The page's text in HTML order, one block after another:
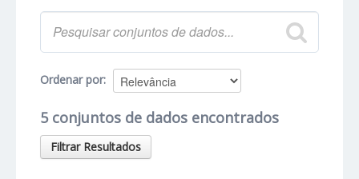
Ordenar por
5 conjuntos de dados encontrados
Filtrar Resultados